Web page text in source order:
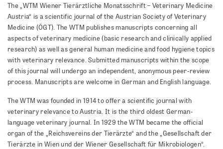
The „WTM Wiener Tierärztliche Monatsschrift – Veterinary Medicine
Austria“ is a scientific journal of the Austrian Society of Veterinary
Medicine (ÖGT). The WTM publishes manuscripts concerning all
aspects of veterinary medicine (basic research and clinically applied
research) as well as general human medicine and food hygiene topics
with veterinary relevance. Submitted manuscripts within the scope
of this journal will undergo an independent, anonymous peer-review
process. Manuscripts are welcome in German and English language.
The WTM was founded in 1914 to offer a scientific journal with
veterinary relevance to Austria. It is the third oldest German-
language veterinary journal. In 1929 the WTM became the official
organ of the „Reichsvereins der Tierärzte“ and the „Gesellschaft der
Tierärzte in Wien und der Wiener Gesellschaft für Mikrobiologen“.